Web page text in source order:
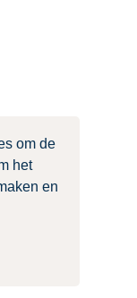
om de
het
en